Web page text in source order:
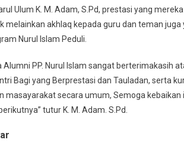
Ulum K. M. Adam, S.Pd, prestasi yang
melainkan akhlaq kepada guru dan teman
Nurul Islam Peduli.
Alumni PP. Nurul Islam sangat berterimakasih
Bagi yang Berprestasi dan Tauladan, serta
masayarakat secara umum, Semoga
tutur K. M. Adam. S.Pd.